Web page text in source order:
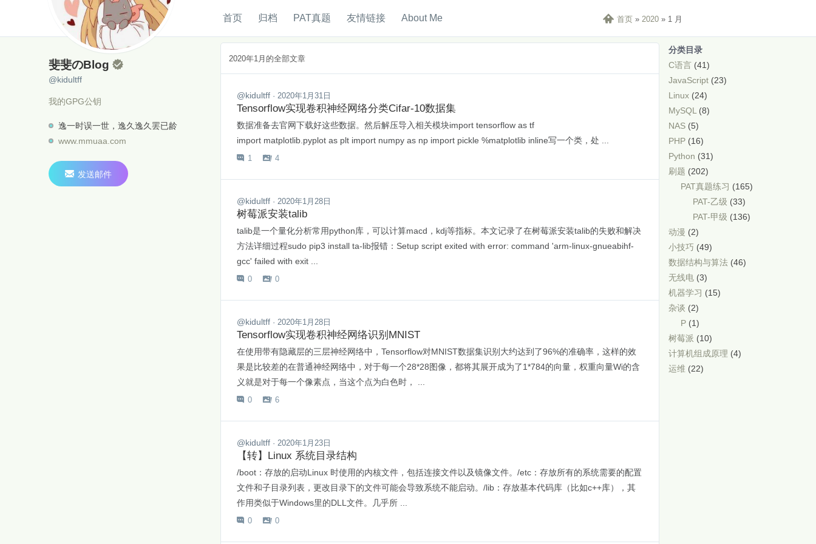
斐斐のBlog
@kidultff
首页 归档 PAT真题 友情链接 About Me  首页 »2020 » 1 月
斐斐のBlog 
@kidultff
我的GPG公钥
逸一时误一世，逸久逸久罢已龄
www.mmuaa.com
 发送邮件
2020年1月的全部文章
@kidultff · 2020年1月31日
Tensorflow实现卷积神经网络分类Cifar-10数据集
数据准备去官网下载好这些数据。然后解压导入相关模块import tensorflow as tf
import matplotlib.pyplot as plt import numpy as np import pickle %matplotlib inline写一个类，处 ...
 1  4
@kidultff · 2020年1月28日
树莓派安装talib
talib是一个量化分析常用python库，可以计算macd，kdj等指标。本文记录了在树莓派安装talib的失败和解决
方法详细过程sudo pip3 install ta-lib报错：Setup script exited with error: command 'arm-linux-gnueabihf-
gcc' failed with exit ...
 0  0
@kidultff · 2020年1月28日
Tensorflow实现卷积神经网络识别MNIST
在使用带有隐藏层的三层神经网络中，Tensorflow对MNIST数据集识别大约达到了96%的准确率，这样的效
果是比较差的在普通神经网络中，对于每一个28*28图像，都将其展开成为了1*784的向量，权重向量Wi的含
义就是对于每一个像素点，当这个点为白色时， ...
 0  6
@kidultff · 2020年1月23日
【转】Linux 系统目录结构
/boot：存放的启动Linux 时使用的内核文件，包括连接文件以及镜像文件。/etc：存放所有的系统需要的配置
文件和子目录列表，更改目录下的文件可能会导致系统不能启动。/lib：存放基本代码库（比如c++库），其
作用类似于Windows里的DLL文件。几乎所 ...
 0  0
分类目录
C语言 (41)
JavaScript (23)
Linux (24)
MySQL (8)
NAS (5)
PHP (16)
Python (31)
刷题 (202)
PAT真题练习 (165)
PAT-乙级 (33)
PAT-甲级 (136)
动漫 (2)
小技巧 (49)
数据结构与算法 (46)
无线电 (3)
机器学习 (15)
杂谈 (2)
P (1)
树莓派 (10)
计算机组成原理 (4)
运维 (22)